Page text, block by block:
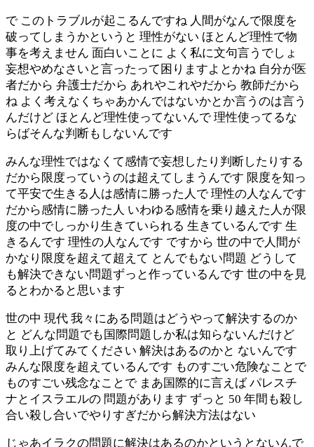
で このトラブルが起こるんですね 人間がなんで限度を
破ってしまうかというと 理性がない ほとんど理性で物
事を考えません 面白いことに よく私に文句言うでしょ
妄想やめなさいと言ったって困りますよとかね 自分が医
者だから 弁護士だから あれやこれやだから 教師だから
ね よく考えなくちゃあかんではないかとか言うのは言う
んだけど ほとんど理性使ってないんで 理性使ってるな
らばそんな判断もしないんです
みんな理性ではなくて感情で妄想したり判断したりする
だから限度っていうのは超えてしまうんです 限度を知っ
て平安で生きる人は感情に勝った人で 理性の人なんです
だから感情に勝った人 いわゆる感情を乗り越えた人が限
度の中でしっかり生きていられる 生きているんです 生
きるんです 理性の人なんです ですから 世の中で人間が
かなり限度を超えて超えて とんでもない問題 どうして
も解決できない問題ずっと作っているんです 世の中を見
るとわかると思います
世の中 現代 我々にある問題はどうやって解決するのか
と どんな問題でも国際問題しか私は知らないんだけど
取り上げてみてください 解決はあるのかと ないんです
みんな限度を超えているんです ものすごい危険なことで
ものすごい残念なことで まあ国際的に言えば パレスチ
ナとイスラエルの 問題があります ずっと 50 年間も殺し
合い殺し合いでやりすぎだから解決方法はない
じゃあイラクの問題に解決はあるのかというとないんで